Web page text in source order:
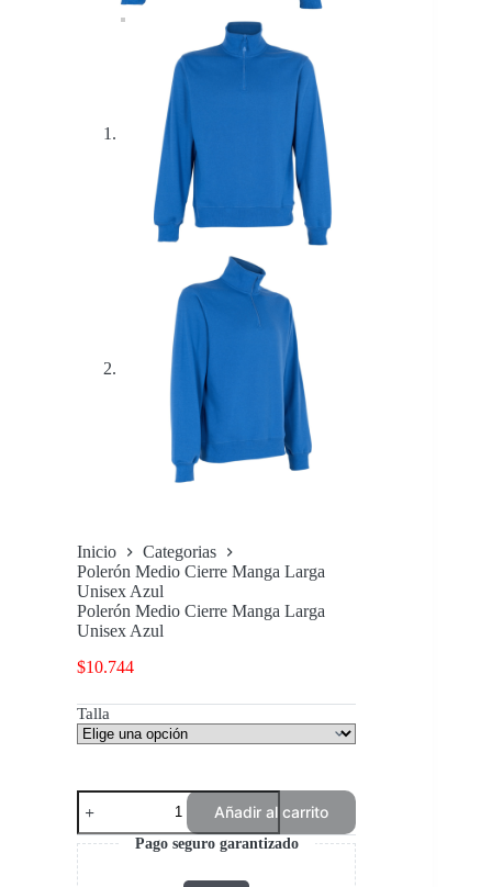
Inicio
Categorias
Polerón Medio Cierre Manga Larga
Unisex Azul
Polerón Medio Cierre Manga Larga
Unisex Azul
$10.744
Talla
Polerón
Medio
Cierre
Manga
Larga
Añadir al carrito
Pago seguro garantizado